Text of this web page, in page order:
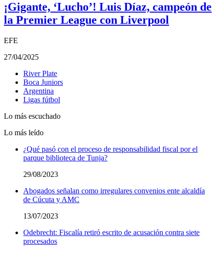
¡Gigante, ‘Lucho’! Luis Díaz, campeón de
la Premier League con Liverpool
EFE
27/04/2025
River Plate
Boca Juniors
Argentina
Ligas fútbol
Lo más escuchado
Lo más leído
¿Qué pasó con el proceso de responsabilidad fiscal por el
parque biblioteca de Tunja?
29/08/2023
Abogados señalan como irregulares convenios ente alcaldía
de Cúcuta y AMC
13/07/2023
Odebrecht: Fiscalía retiró escrito de acusación contra siete
procesados